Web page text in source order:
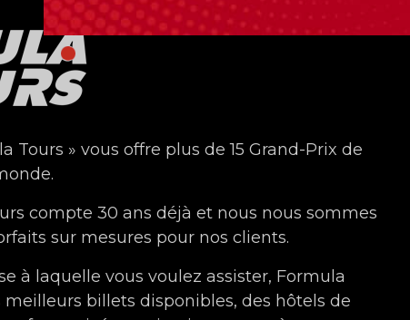
Tours » vous offre plus de 15 Grand-Prix de
compte 30 ans déjà et nous nous sommes
sur mesures pour nos clients.
à laquelle vous voulez assister, Formula
meilleurs billets disponibles, des hôtels de